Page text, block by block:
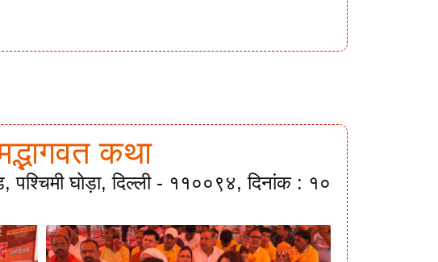
कथा
पश्चिमी घोड़ा, दिल्ली - ११००९४, दिनांक : १०